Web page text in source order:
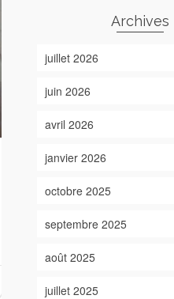
Archives
juillet 2026
juin 2026
avril 2026
janvier 2026
octobre 2025
septembre 2025
août 2025
juillet 2025